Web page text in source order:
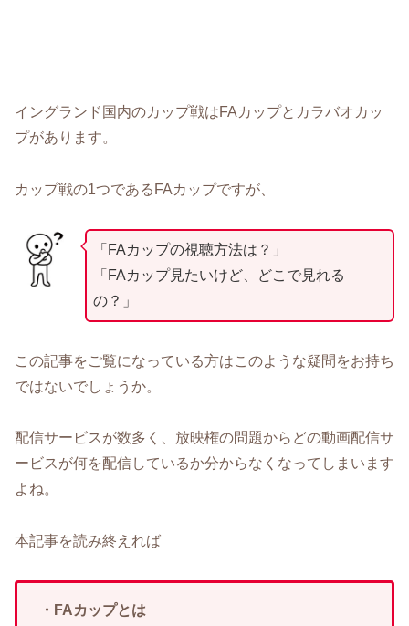
イングランド国内のカップ戦はFAカップとカラバオカッ
プがあります。
カップ戦の1つであるFAカップですが、
「FAカップの視聴方法は？」
「FAカップ見たいけど、どこで見れる
の？」
この記事をご覧になっている方はこのような疑問をお持ち
ではないでしょうか。
配信サービスが数多く、放映権の問題からどの動画配信サ
ービスが何を配信しているか分からなくなってしまいます
よね。
本記事を読み終えれば
・FAカップとは